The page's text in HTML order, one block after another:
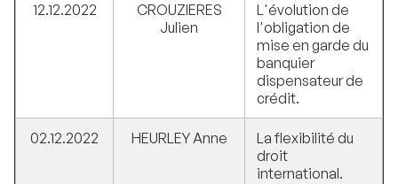
12.12.2022
CROUZIERES
Julien
L'évolution de
l'obligation de
mise en garde du
banquier
dispensateur de
crédit.
02.12.2022 HEURLEY Anne
La flexibilité du
droit
international.